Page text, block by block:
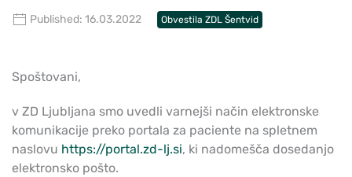
Published: 16.03.2022 Obvestila ZDL Šentvid
Spoštovani,
v ZD Ljubljana smo uvedli varnejši način elektronske
komunikacije preko portala za paciente na spletnem
naslovu https://portal.zd-lj.si, ki nadomešča dosedanjo
elektronsko pošto.